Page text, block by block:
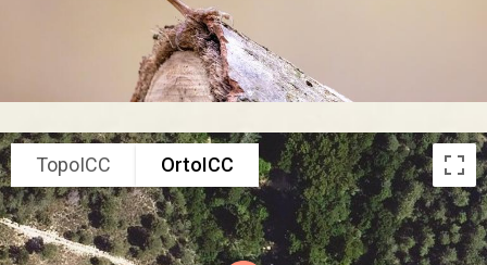
TopoICC OrtoICC